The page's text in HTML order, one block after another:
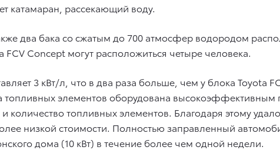
катамаран, рассекающий воду.
два бака со сжатым до 700 атмосфер водородом
Concept могут расположиться четыре человека.
3 кВт/л, что в два раза больше, чем у блока Toyota
топливных элементов оборудована высокоэффективным
топливных элементов. Благодаря этому
низкой стоимости. Полностью заправленный
дома (10 кВт) в течение более чем одной недели.